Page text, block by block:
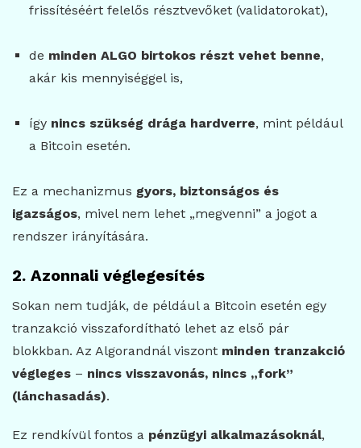
frissítéséért felelős résztvevőket (validatorokat),
de minden ALGO birtokos részt vehet benne,
akár kis mennyiséggel is,
így nincs szükség drága hardverre, mint például
a Bitcoin esetén.
Ez a mechanizmus gyors, biztonságos és
igazságos, mivel nem lehet „megvenni” a jogot a
rendszer irányítására.
2. Azonnali véglegesítés
Sokan nem tudják, de például a Bitcoin esetén egy
tranzakció visszafordítható lehet az első pár
blokkban. Az Algorandnál viszont minden tranzakció
végleges – nincs visszavonás, nincs „fork”
(lánchasadás).
Ez rendkívül fontos a pénzügyi alkalmazásoknál,